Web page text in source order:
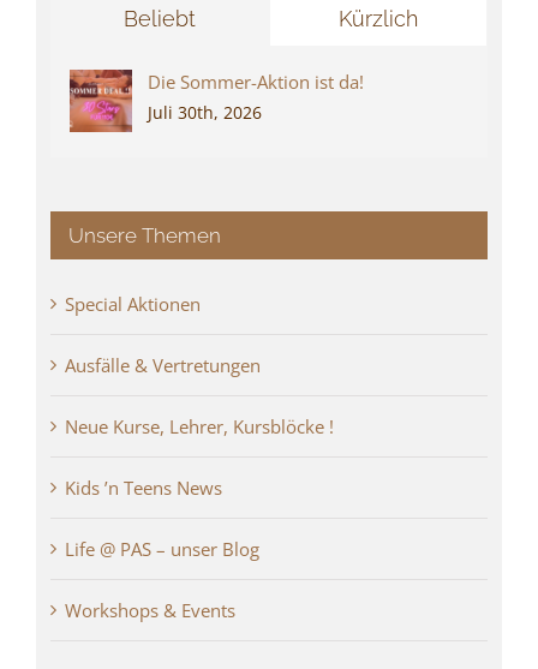
Beliebt Kürzlich
Die Sommer-Aktion ist da!
Juli 30th, 2026
Unsere Themen
Special Aktionen
Ausfälle & Vertretungen
Neue Kurse, Lehrer, Kursblöcke !
Kids ’n Teens News
Life @ PAS – unser Blog
Workshops & Events